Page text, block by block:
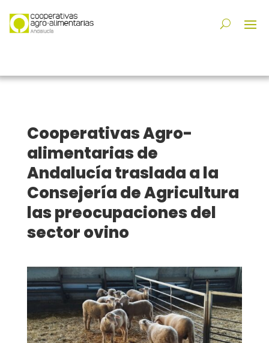
Cooperativas Agro-
alimentarias de
Andalucía traslada a la
Consejería de Agricultura
las preocupaciones del
sector ovino